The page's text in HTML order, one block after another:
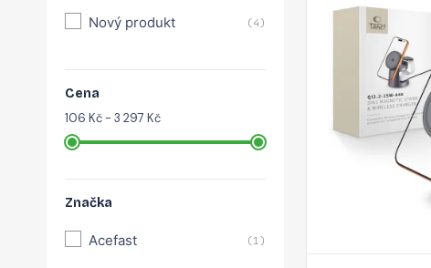
Nový produkt (4)
Cena
106 Kč - 3 297 Kč
Značka
Acefast (1)